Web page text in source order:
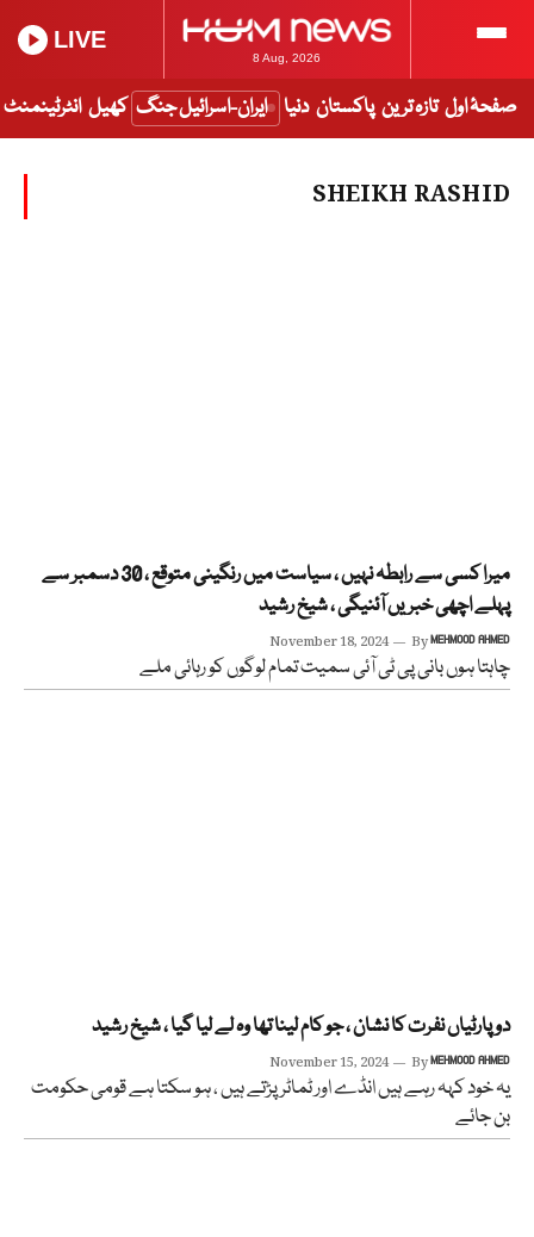
8 Aug, 2026
LIVE
صفحۂ اول تازہ ترین پاکستان دنیا ایران-اسرائیل جنگ کھیل انٹرٹینمنٹ
SHEIKH RASHID
میرا کسی سے رابطہ نہیں ، سیاست میں رنگینی متوقع ، 30 دسمبر سے
پہلے اچھی خبریں آئنیگی ، شیخ رشید
November 18, 2024 ByMEHMOOD AHMED
چاہتا ہوں بانی پی ٹی آئی سمیت تمام لوگوں کو رہائی ملے
دو پارٹیاں نفرت کا نشان ، جو کام لینا تھا وہ لے لیا گیا ، شیخ رشید
November 15, 2024 ByMEHMOOD AHMED
یہ خود کہہ رہے ہیں انڈے اور ٹماٹر پڑتے ہیں ، ہو سکتا ہے قومی حکومت
بن جائے